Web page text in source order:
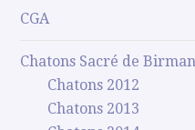
CGA
Chatons Sacré de
Chatons 2012
Chatons 2013